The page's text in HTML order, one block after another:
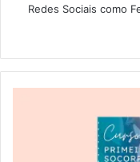
mais a prática de
quatro fiscais por dia
abordados oito
orientados
Desses, três foram
Redes Sociais como